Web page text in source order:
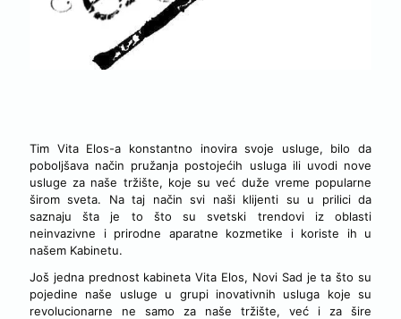
Tim Vita Elos-a konstantno inovira svoje usluge, bilo da
poboljšava način pružanja postojećih usluga ili uvodi nove
usluge za naše tržište, koje su već duže vreme popularne
širom sveta. Na taj način svi naši klijenti su u prilici da
saznaju šta je to što su svetski trendovi iz oblasti
neinvazivne i prirodne aparatne kozmetike i koriste ih u
našem Kabinetu.
Još jedna prednost kabineta Vita Elos, Novi Sad je ta što su
pojedine naše usluge u grupi inovativnih usluga koje su
revolucionarne ne samo za naše tržište, već i za šire